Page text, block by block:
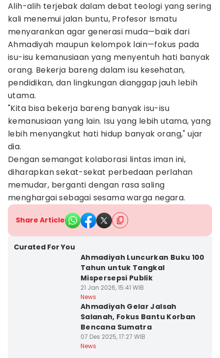
Alih-alih terjebak dalam debat teologi yang sering
kali menemui jalan buntu, Profesor Ismatu
menyarankan agar generasi muda—baik dari
Ahmadiyah maupun kelompok lain—fokus pada
isu-isu kemanusiaan yang menyentuh hati banyak
orang. Bekerja bareng dalam isu kesehatan,
pendidikan, dan lingkungan dianggap jauh lebih
utama.
"Kita bisa bekerja bareng banyak isu-isu
kemanusiaan yang lain. Isu yang lebih utama, yang
lebih menyangkut hati hidup banyak orang," ujar
dia.
Dengan semangat kolaborasi lintas iman ini,
diharapkan sekat-sekat perbedaan perlahan
memudar, berganti dengan rasa saling
menghargai sebagai sesama warga negara.
Share Article
Curated For You
Ahmadiyah Luncurkan Buku 100
Tahun untuk Tangkal
Mispersepsi Publik
21 Jan 2026, 15:41 WIB
News
Ahmadiyah Gelar Jalsah
Salanah, Fokus Bantu Korban
Bencana Sumatra
07 Des 2025, 17:27 WIB
News